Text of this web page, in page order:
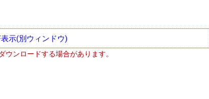
表示(別ウィンドウ)
ウンロードする場合があります。